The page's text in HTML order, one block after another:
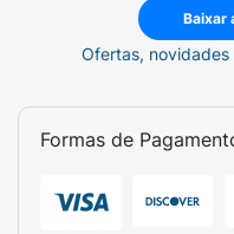
Baixar
Ofertas,
Formas de